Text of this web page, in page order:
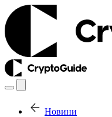
Новини